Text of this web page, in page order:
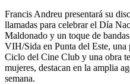
Francis Andreu presentará su
llamadas para celebrar el Día
Maldonado y un toque de
VIH/Sida en Punta del Este, una
Ciclo del Cine Club y una obra
mujeres, destacan en la amplia
semana.